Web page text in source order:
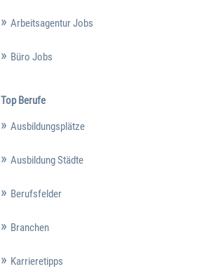
Arbeitsagentur Jobs
Büro Jobs
Top Berufe
Ausbildungsplätze
Ausbildung Städte
Berufsfelder
Branchen
Karrieretipps